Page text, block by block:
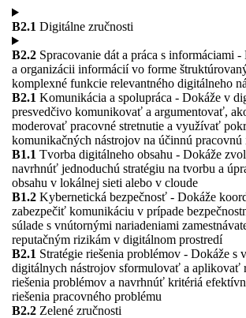
B2.1 Digitálne zručnosti
B2.2 Spracovanie dát a práca s informáciami
a organizácii informácií vo forme
komplexné funkcie relevantného digitálneho
B2.1 Komunikácia a spolupráca - Dokáže v
presvedčivo komunikovať a argumentovať,
moderovať pracovné stretnutie a využívať
komunikačných nástrojov na účinnú pracovnú
B1.1 Tvorba digitálneho obsahu - Dokáže
navrhnúť jednoduchú stratégiu na tvorbu a
obsahu v lokálnej sieti alebo v cloude
B1.2 Kybernetická bezpečnosť - Dokáže
zabezpečiť komunikáciu v prípade
súlade s vnútornými nariadeniami
reputačným rizikám v digitálnom prostredí
B2.1 Stratégie riešenia problémov - Dokáže s
digitálnych nástrojov sformulovať a aplikovať
riešenia problémov a navrhnúť kritériá
riešenia pracovného problému
B2.2 Zelené zručnosti